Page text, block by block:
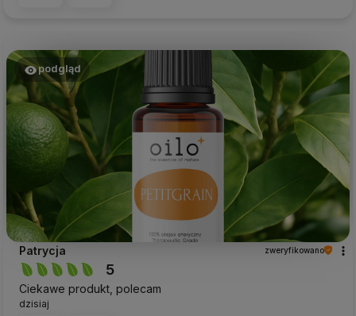
podgląd
Patrycja zweryfikowano
5
Ciekawe produkt, polecam
dzisiaj